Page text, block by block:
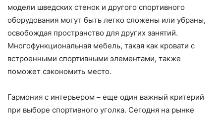
модели шведских стенок и другого спортивного
оборудования могут быть легко сложены или убраны,
освобождая пространство для других занятий.
Многофункциональная мебель, такая как кровати с
встроенными спортивными элементами, также
поможет сэкономить место.
Гармония с интерьером – еще один важный критерий
при выборе спортивного уголка. Сегодня на рынке